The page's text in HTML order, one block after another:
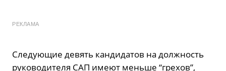
РЕКЛАМА
Следующие девять кандидатов на должность
руководителя САП имеют меньше “грехов”,